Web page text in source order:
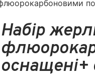
Набір
оснащені+